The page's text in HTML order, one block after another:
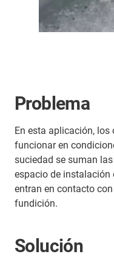
Problema
En esta aplicación,
funcionar en
suciedad se suman
espacio de
entran en contacto
fundición.
Solución